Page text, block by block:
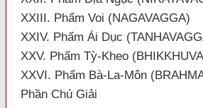
XXIII. Phẩm Voi (NAGAVAGGA)
XXIV. Phẩm Ái Dục
XXV. Phẩm Tỳ-Kheo
XXVI. Phẩm Bà-La-Môn
Phần Chú Giải